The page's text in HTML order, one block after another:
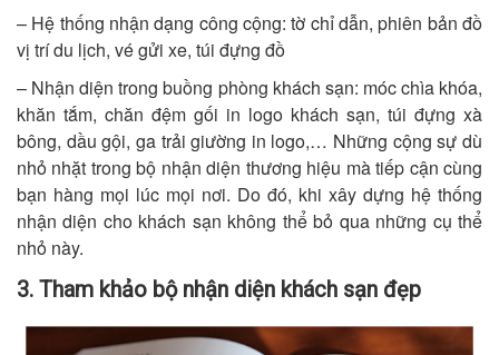
– Hệ thống nhận dạng công cộng: tờ chỉ dẫn, phiên bản đồ
vị trí du lịch, vé gửi xe, túi đựng đồ
– Nhận diện trong buồng phòng khách sạn: móc chìa khóa,
khăn tắm, chăn đệm gối in logo khách sạn, túi đựng xà
bông, dầu gội, ga trải giường in logo,… Những cộng sự dù
nhỏ nhặt trong bộ nhận diện thương hiệu mà tiếp cận cùng
bạn hàng mọi lúc mọi nơi. Do đó, khi xây dựng hệ thống
nhận diện cho khách sạn không thể bỏ qua những cụ thể
nhỏ này.
3. Tham khảo bộ nhận diện khách sạn đẹp